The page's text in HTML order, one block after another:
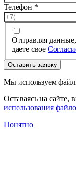
Телефон *
Отправляя
даете свое
Оставить заявку
Мы используем
Оставаясь на сайте,
использования
Понятно